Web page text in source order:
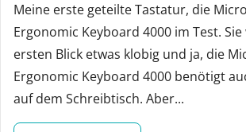
Meine erste geteilte Tastatur, die
Ergonomic Keyboard 4000 im Test.
ersten Blick etwas klobig und ja, die
Ergonomic Keyboard 4000 benötigt
auf dem Schreibtisch. Aber...